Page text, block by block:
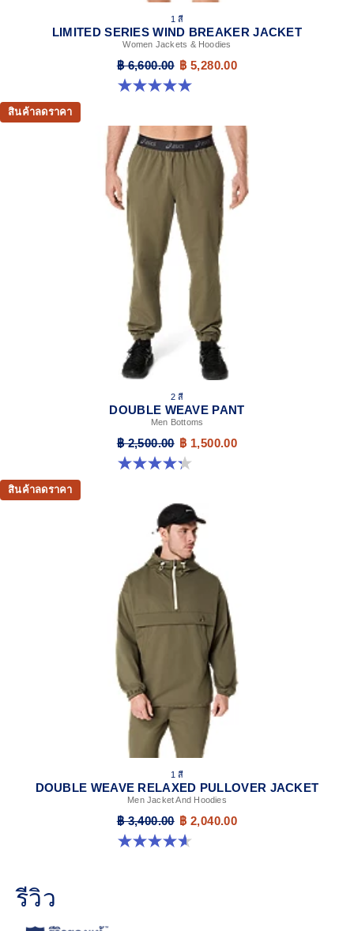
1 สี
LIMITED SERIES WIND BREAKER JACKET
Women Jackets & Hoodies
฿ 6,600.00 ฿ 5,280.00
5.0 จาก 5 ดาว 1 รีวิว
สินค้าลดราคา
2 สี
DOUBLE WEAVE PANT
Men Bottoms
฿ 2,500.00 ฿ 1,500.00
4.3 จาก 5 ดาว 11 รีวิว
สินค้าลดราคา
1 สี
DOUBLE WEAVE RELAXED PULLOVER JACKET
Men Jacket And Hoodies
฿ 3,400.00 ฿ 2,040.00
4.6 จาก 5 ดาว 10 รีวิว